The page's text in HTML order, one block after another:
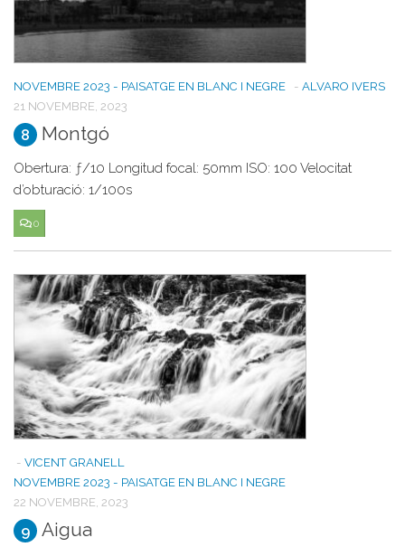
- ALVARO IVERS
NOVEMBRE 2023 - PAISATGE EN BLANC I NEGRE
21 NOVEMBRE, 2023
8 Montgó
Obertura: ƒ/10 Longitud focal: 50mm ISO: 100 Velocitat
d’obturació: 1/100s
0
- VICENT GRANELL
NOVEMBRE 2023 - PAISATGE EN BLANC I NEGRE
22 NOVEMBRE, 2023
9 Aigua